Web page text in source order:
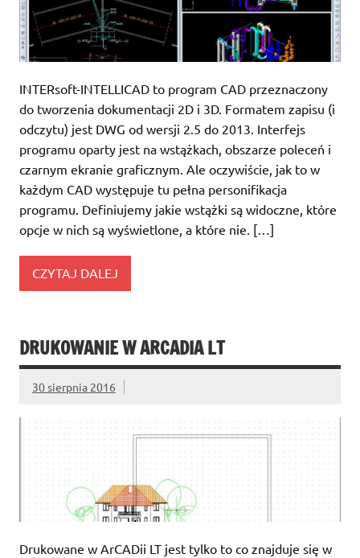
INTERsoft-INTELLICAD to program CAD przeznaczony
do tworzenia dokumentacji 2D i 3D. Formatem zapisu (i
odczytu) jest DWG od wersji 2.5 do 2013. Interfejs
programu oparty jest na wstążkach, obszarze poleceń i
czarnym ekranie graficznym. Ale oczywiście, jak to w
każdym CAD występuje tu pełna personifikacja
programu. Definiujemy jakie wstążki są widoczne, które
opcje w nich są wyświetlone, a które nie. […]
CZYTAJ DALEJ
DRUKOWANIE W ARCADIA LT
30 sierpnia 2016
Drukowane w ArCADii LT jest tylko to co znajduje się w